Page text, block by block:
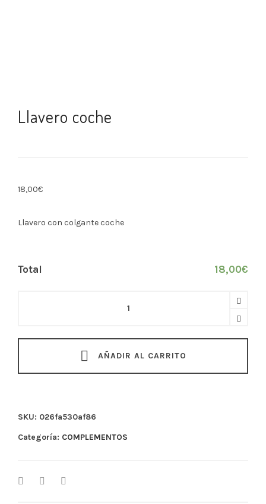
Llavero coche
18,00€
Llavero con colgante coche
Total 18,00€
AÑADIR AL CARRITO
SKU: 026fa530af86
Categoría: COMPLEMENTOS